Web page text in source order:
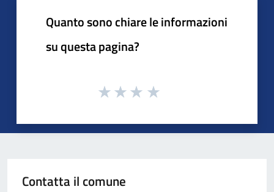
Quanto sono chiare le informazioni
su questa pagina?
Contatta il comune